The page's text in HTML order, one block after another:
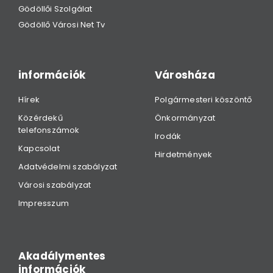
Gödöllői Szolgálat
Gödöllő Városi Net Tv
információk
Hírek
Közérdekű
telefonszámok
Kapcsolat
Adatvédelmi szabályzat
Városi szabályzat
Impresszum
Városháza
Polgármesteri köszöntő
Önkormányzat
Irodák
Hirdetmények
Akadálymentes
információk